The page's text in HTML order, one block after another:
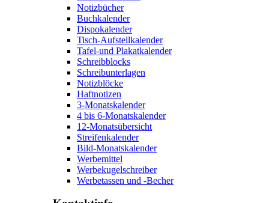
Notizbücher
Buchkalender
Dispokalender
Tisch-Aufstellkalender
Tafel-und Plakatkalender
Schreibblocks
Schreibunterlagen
Notizblöcke
Haftnotizen
3-Monatskalender
4 bis 6-Monatskalender
12-Monatsübersicht
Streifenkalender
Bild-Monatskalender
Werbemittel
Werbekugelschreiber
Werbetassen und -Becher